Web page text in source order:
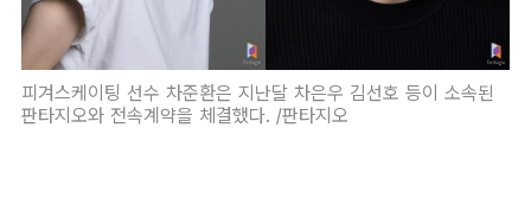
피겨스케이팅 선수 차준환은 지난달 차은우 김선호 등이 소속된
판타지오와 전속계약을 체결했다. /판타지오